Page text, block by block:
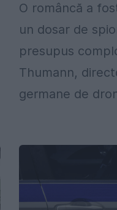
O româncă a
un dosar de
presupus
Thumann,
germane de